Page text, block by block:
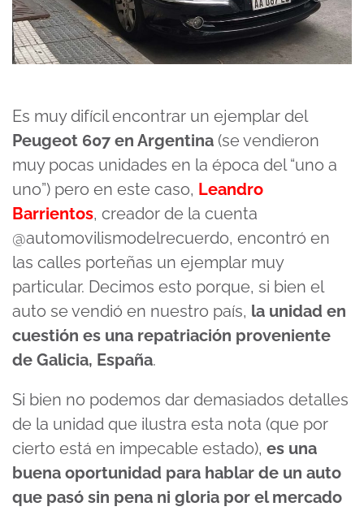
Es muy difícil encontrar un ejemplar del
Peugeot 607 en Argentina (se vendieron
muy pocas unidades en la época del “uno a
uno”) pero en este caso, Leandro
Barrientos, creador de la cuenta
@automovilismodelrecuerdo, encontró en
las calles porteñas un ejemplar muy
particular. Decimos esto porque, si bien el
auto se vendió en nuestro país, la unidad en
cuestión es una repatriación proveniente
de Galicia, España.
Si bien no podemos dar demasiados detalles
de la unidad que ilustra esta nota (que por
cierto está en impecable estado), es una
buena oportunidad para hablar de un auto
que pasó sin pena ni gloria por el mercado